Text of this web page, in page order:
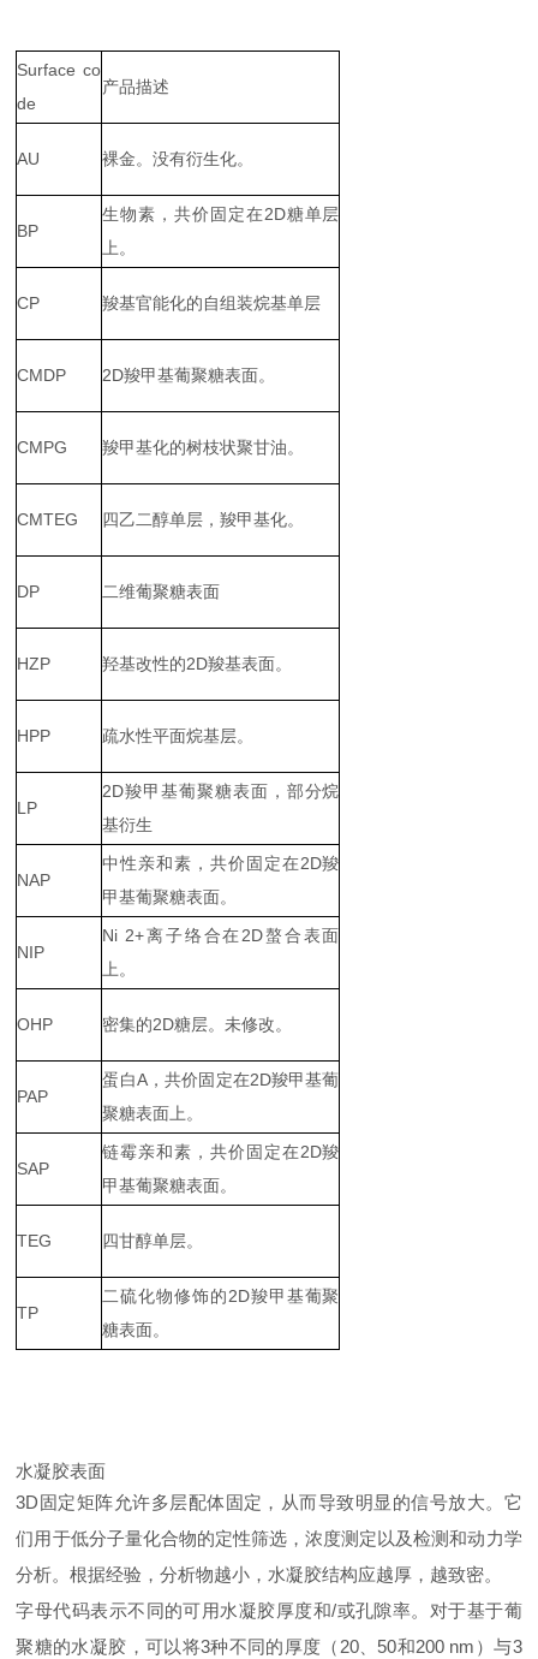
Surface co
de
产品描述
AU 裸金。没有衍生化。
BP
生物素，共价固定在2D糖单层
上。
CP 羧基官能化的自组装烷基单层
CMDP 2D羧甲基葡聚糖表面。
CMPG 羧甲基化的树枝状聚甘油。
CMTEG 四乙二醇单层，羧甲基化。
DP 二维葡聚糖表面
HZP 羟基改性的2D羧基表面。
HPP 疏水性平面烷基层。
LP
2D羧甲基葡聚糖表面，部分烷
基衍生
NAP
中性亲和素，共价固定在2D羧
甲基葡聚糖表面。
NIP
Ni 2+离子络合在2D螯合表面
上。
OHP 密集的2D糖层。未修改。
PAP
蛋白A，共价固定在2D羧甲基葡
聚糖表面上。
SAP
链霉亲和素，共价固定在2D羧
甲基葡聚糖表面。
TEG 四甘醇单层。
TP
二硫化物修饰的2D羧甲基葡聚
糖表面。
水凝胶表面
3D固定矩阵允许多层配体固定，从而导致明显的信号放大。它
们用于低分子量化合物的定性筛选，浓度测定以及检测和动力学
分析。根据经验，分析物越小，水凝胶结构应越厚，越致密。
字母代码表示不同的可用水凝胶厚度和/或孔隙率。对于基于葡
聚糖的水凝胶，可以将3种不同的厚度（20、50和200 nm）与3